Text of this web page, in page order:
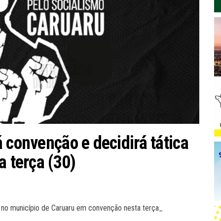
e decidirá tática
terça (30)
município de Caruaru em convenção nesta terça_